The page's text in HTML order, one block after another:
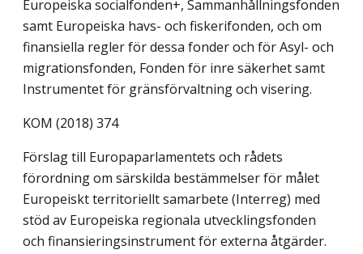
Europeiska socialfonden+, Sammanhållningsfonden
samt Europeiska havs- och fiskerifonden, och om
finansiella regler för dessa fonder och för Asyl- och
migrationsfonden, Fonden för inre säkerhet samt
Instrumentet för gränsförvaltning och visering.
KOM (2018) 374
Förslag till Europaparlamentets och rådets
förordning om särskilda bestämmelser för målet
Europeiskt territoriellt samarbete (Interreg) med
stöd av Europeiska regionala utvecklingsfonden
och finansieringsinstrument för externa åtgärder.